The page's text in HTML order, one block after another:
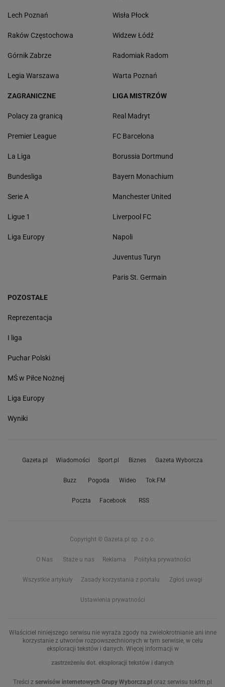
Lech Poznań
Raków Częstochowa
Górnik Zabrze
Legia Warszawa
Wisła Płock
Widzew Łódź
Radomiak Radom
Warta Poznań
ZAGRANICZNE
Polacy za granicą
Premier League
La Liga
Bundesliga
Serie A
Ligue 1
Liga Europy
LIGA MISTRZÓW
Real Madryt
FC Barcelona
Borussia Dortmund
Bayern Monachium
Manchester United
Liverpool FC
Napoli
Juventus Turyn
Paris St. Germain
POZOSTAŁE
Reprezentacja
I liga
Puchar Polski
MŚ w Piłce Nożnej
Liga Europy
Wyniki
Gazeta.pl Wiadomości Sport.pl Biznes Gazeta Wyborcza
Buzz Pogoda Wideo Tok.FM
Poczta Facebook RSS
Copyright © Gazeta.pl sp. z o.o.
O Nas Staże u nas Reklama Polityka prywatności
Wszystkie artykuły Zasady korzystania z portalu Zgłoś uwagi
Ustawienia prywatności
Właściciel niniejszego serwisu nie wyraża zgody na zwielokrotnianie ani inne
korzystanie z utworów rozpowszechnionych w tym serwisie, w celu
eksploracji tekstów i danych. Więcej informacji w
zastrzeżeniu dot. eksploracji tekstów i danych
Treści z serwisów internetowych Grupy Wyborcza.pl oraz serwisu tokfm.pl